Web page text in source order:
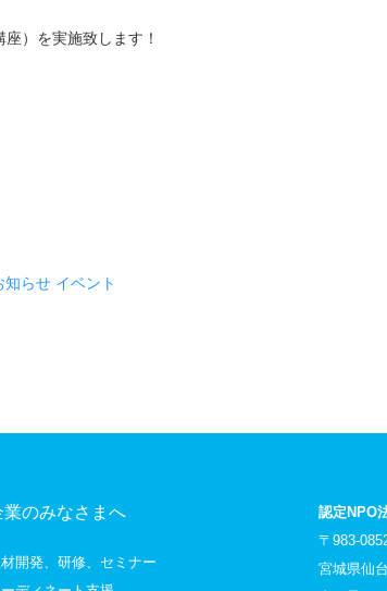
）を実施致します！
知らせ イベント
業のみなさまへ
材開発、研修、セミナー
認定NPO
〒983-
宮城県仙